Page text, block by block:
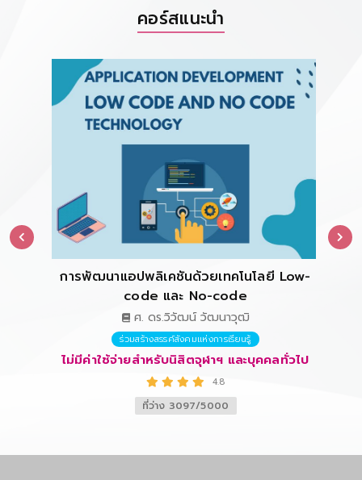
คอร์สแนะนำ
การพัฒนาแอปพลิเคชันด้วยเทคโนโลยี Low-
code และ No-code
ศ. ดร.วิวัฒน์ วัฒนาวุฒิ
ร่วมสร้างสรรค์สังคมแห่งการเรียนรู้
ไม่มีค่าใช้จ่ายสำหรับนิสิตจุฬาฯ และบุคคลทั่วไป
4.8
ที่ว่าง 3097/5000